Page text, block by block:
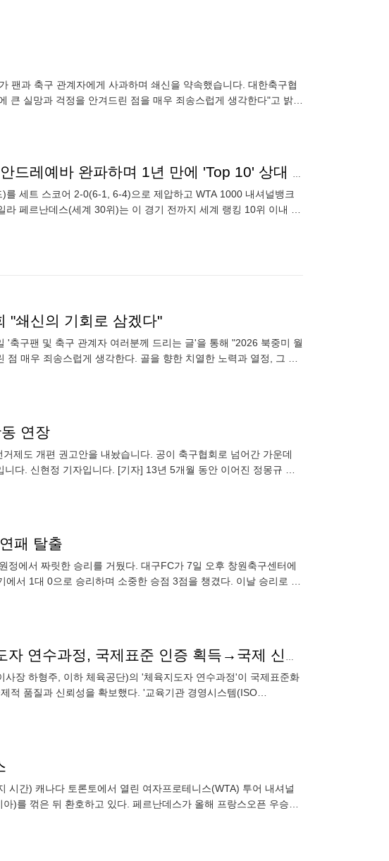
팬과 축구 관계자에게 사과하며 쇄신을 약속했습니다. 대한축구협
실망과 걱정을 안겨드린 점을 매우 죄송스럽게 생각한다"고 밝혔
홈 코트의 페르난데스, 롤랑가로스 우승자 안드레예바 완파하며 1년 만에 'Top 10' 상대 승리
세트 스코어 2-0(6-1, 6-4)으로 제압하고 WTA 1000 내셔널뱅크
페르난데스(세계 30위)는 이 경기 전까지 세계 랭킹 10위 이내 선
"쇄신의 기회로 삼겠다"
축구팬 및 축구 관계자 여러분께 드리는 글'을 통해 "2026 북중미 월
매우 죄송스럽게 생각한다. 골을 향한 치열한 노력과 열정, 그 과
연장
제도 개편 권고안을 내놨습니다. 공이 축구협회로 넘어간 가운데
다. 신현정 기자입니다. [기자] 13년 5개월 동안 이어진 정몽규 전
패 탈출
에서 짜릿한 승리를 거뒀다. 대구FC가 7일 오후 창원축구센터에
서 1대 0으로 승리하며 소중한 승점 3점을 챙겼다. 이날 승리로 대
서울올림픽기념국민체육진흥공단 체육지도자 연수과정, 국제표준 인증 획득→국제 신뢰성 확보
장 하형주, 이하 체육공단)의 '체육지도자 연수과정'이 국제표준화
적 품질과 신뢰성을 확보했다. '교육기관 경영시스템(ISO
시간) 캐나다 토론토에서 열린 여자프로테니스(WTA) 투어 내셔널
)를 꺾은 뒤 환호하고 있다. 페르난데스가 올해 프랑스오픈 우승자